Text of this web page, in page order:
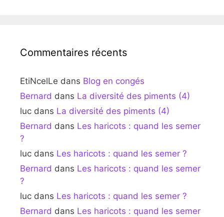
Commentaires récents
EtiNcelLe dans Blog en congés
Bernard dans La diversité des piments (4)
luc dans La diversité des piments (4)
Bernard dans Les haricots : quand les semer
?
luc dans Les haricots : quand les semer ?
Bernard dans Les haricots : quand les semer
?
luc dans Les haricots : quand les semer ?
Bernard dans Les haricots : quand les semer